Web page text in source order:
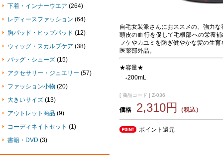
自毛女装派さんにおススメの、強力な
頭皮の血行を促して毛根部への栄養
フケやカユミを防ぎ健やかな髪の生育
医薬部外品。
★容量★
●200mL
[ 商品コード ] Z-036
価格 2,310円 （税込）
ポイント還元
下着・インナーウエア (264)
レディースファッション (64)
胸パッド・ヒップパッド (12)
ウィッグ・スカルプケア (38)
バッグ・シューズ (15)
アクセサリー・ジュエリー (57)
ファッション小物 (20)
大きいサイズ (13)
アウトレット商品 (9)
コーディネイトセット (1)
書籍・DVD (3)